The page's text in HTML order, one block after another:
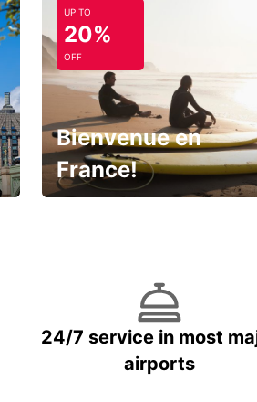
UP TO
20%
OFF
Bienvenue en
France!
24/7 service in most
airports